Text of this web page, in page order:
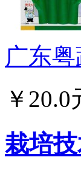
广东
￥20.0
栽培